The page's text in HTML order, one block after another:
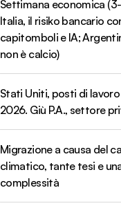
Settimana economica
Italia, il risiko bancario
capitomboli e IA;
non è calcio)
Stati Uniti, posti di
2026. Giù P.A., settore
Migrazione a causa del
climatico, tante tesi e
complessità